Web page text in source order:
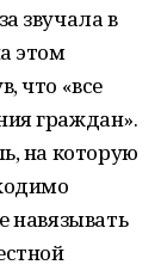
звучала в
этом
что «все
граждан».
на которую
навязывать